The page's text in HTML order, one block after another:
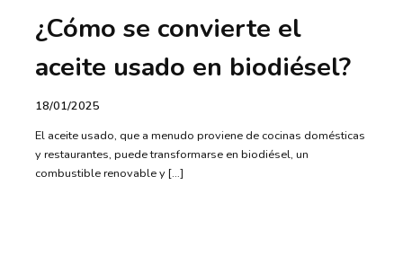
¿Cómo se convierte el
aceite usado en biodiésel?
18/01/2025
El aceite usado, que a menudo proviene de cocinas domésticas
y restaurantes, puede transformarse en biodiésel, un
combustible renovable y […]